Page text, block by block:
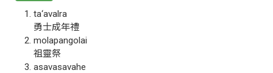
ta‘avalra
勇士成年禮
molapangolai
祖靈祭
asavasavahe